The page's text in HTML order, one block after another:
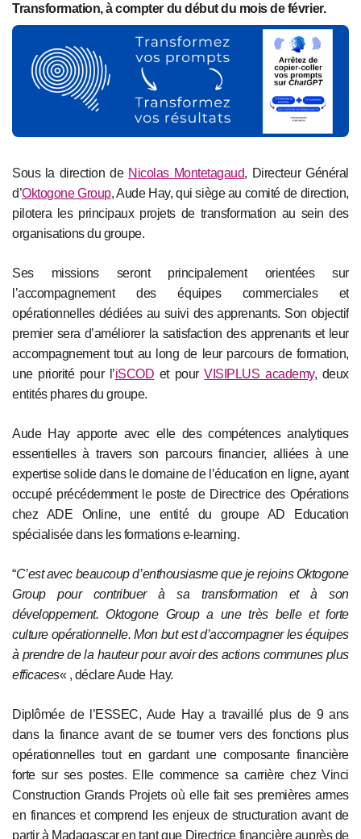
Transformation, à compter du début du mois de février.
Sous la direction de Nicolas Montetagaud, Directeur Général
d’Oktogone Group, Aude Hay, qui siège au comité de direction,
pilotera les principaux projets de transformation au sein des
organisations du groupe.
Ses missions seront principalement orientées sur
l’accompagnement des équipes commerciales et
opérationnelles dédiées au suivi des apprenants. Son objectif
premier sera d’améliorer la satisfaction des apprenants et leur
accompagnement tout au long de leur parcours de formation,
une priorité pour l’iSCOD et pourVISIPLUS academy, deux
entités phares du groupe.
Aude Hay apporte avec elle des compétences analytiques
essentielles à travers son parcours financier, alliées à une
expertise solide dans le domaine de l’éducation en ligne, ayant
occupé précédemment le poste de Directrice des Opérations
chez ADE Online, une entité du groupe AD Education
spécialisée dans les formations e-learning.
“C’est avec beaucoup d’enthousiasme que je rejoins Oktogone
Group pour contribuer à sa transformation et à son
développement. Oktogone Group a une très belle et forte
culture opérationnelle. Mon but est d’accompagner les équipes
à prendre de la hauteur pour avoir des actions communes plus
efficaces« , déclare Aude Hay.
Diplômée de l’ESSEC, Aude Hay a travaillé plus de 9 ans
dans la finance avant de se tourner vers des fonctions plus
opérationnelles tout en gardant une composante financière
forte sur ses postes. Elle commence sa carrière chez Vinci
Construction Grands Projets où elle fait ses premières armes
en finances et comprend les enjeux de structuration avant de
partir à Madagascar en tant que Directrice financière auprès de